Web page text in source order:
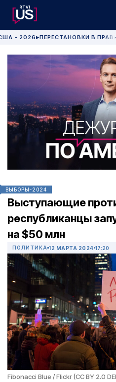
- 2026 ▶ПЕРЕСТАНОВКИ В
ВЫБОРЫ-2024
Выступающие
республиканцы
на $50 млн
ПОЛИТИКА 12 МАРТА 2024 17:20
Fibonacci Blue / Flickr (CC BY 2.0